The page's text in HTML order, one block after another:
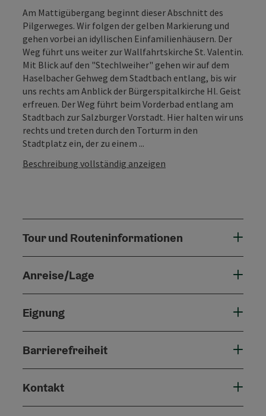
Am Mattigübergang beginnt dieser Abschnitt des
Pilgerweges. Wir folgen der gelben Markierung und
gehen vorbei an idyllischen Einfamilienhäusern. Der
Weg führt uns weiter zur Wallfahrtskirche St. Valentin.
Mit Blick auf den "Stechlweiher" gehen wir auf dem
Haselbacher Gehweg dem Stadtbach entlang, bis wir
uns rechts am Anblick der Bürgerspitalkirche Hl. Geist
erfreuen. Der Weg führt beim Vorderbad entlang am
Stadtbach zur Salzburger Vorstadt. Hier halten wir uns
rechts und treten durch den Torturm in den
Stadtplatz ein, der zu einem ...
Beschreibung vollständig anzeigen
Tour und Routeninformationen
Anreise/Lage
Eignung
Barrierefreiheit
Kontakt